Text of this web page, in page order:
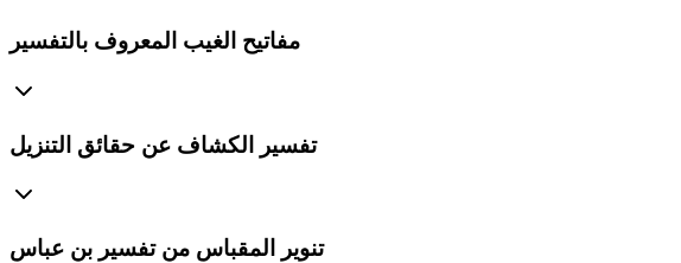
مفاتيح الغيب المعروف بالتفسير
تفسير الكشاف عن حقائق التنزيل
تنوير المقباس من تفسير بن عباس